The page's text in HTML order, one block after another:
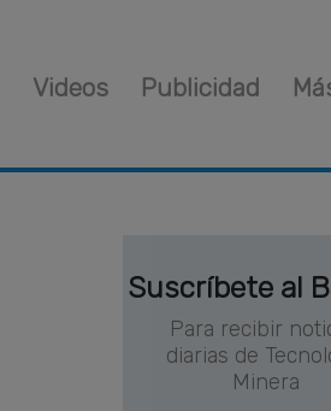
Videos Publicidad
Suscríbete al
Para recibir
diarias de
Minera